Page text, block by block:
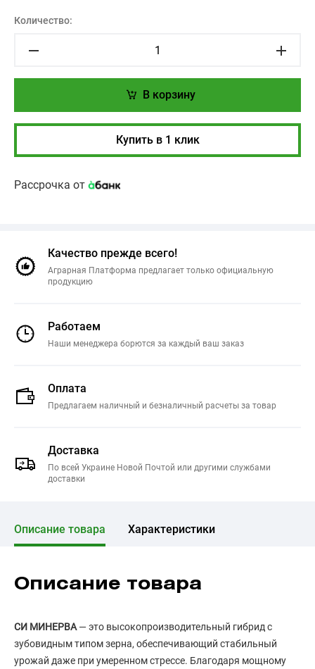
Количество:
В корзину
Купить в 1 клик
Рассрочка от
Качество прежде всего!
Аграрная Платформа предлагает только официальную
продукцию
Работаем
Наши менеджера борются за каждый ваш заказ
Оплата
Предлагаем наличный и безналичный расчеты за товар
Доставка
По всей Украине Новой Почтой или другими службами
доставки
Описание товара Характеристики
Описание товара
СИ МИНЕРВА — это высокопроизводительный гибрид с
зубовидным типом зерна, обеспечивающий стабильный
урожай даже при умеренном стрессе. Благодаря мощному